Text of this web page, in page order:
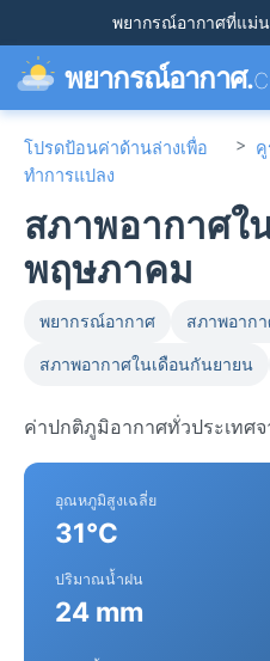
พยากรณ์อากาศที่แม่
พยากรณ์อากาศ.
โปรดป้อนค่าด้านล่างเพื่อ
ทำการแปลง
> คู
สภาพอากาศใ
พฤษภาคม
พยากรณ์อากาศ สภาพอาก
สภาพอากาศในเดือนกันยายน
ค่าปกติภูมิอากาศทั่วประเทศจ
อุณหภูมิสูงเฉลี่ย
31°C
ปริมาณน้ำฝน
24 mm